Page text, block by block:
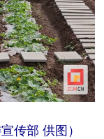
传部 供图）